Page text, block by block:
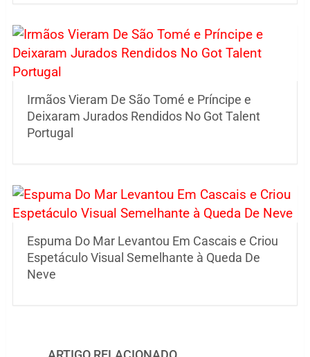
Irmãos Vieram De São Tomé e Príncipe e
Deixaram Jurados Rendidos No Got Talent
Portugal
Espuma Do Mar Levantou Em Cascais e Criou
Espetáculo Visual Semelhante à Queda De
Neve